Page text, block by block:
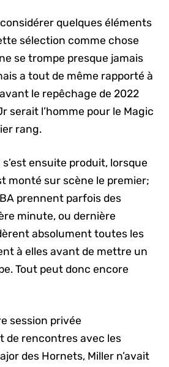
quelques éléments
sélection comme chose
ne se trompe presque jamais
a tout de même rapporté à
le repêchage de 2022
serait l’homme pour le Magic
rang.
ensuite produit, lorsque
monté sur scène le premier;
prennent parfois des
minute, ou dernière
absolument toutes les
à elles avant de mettre un
Tout peut donc encore
session privée
de rencontres avec les
des Hornets, Miller n’avait